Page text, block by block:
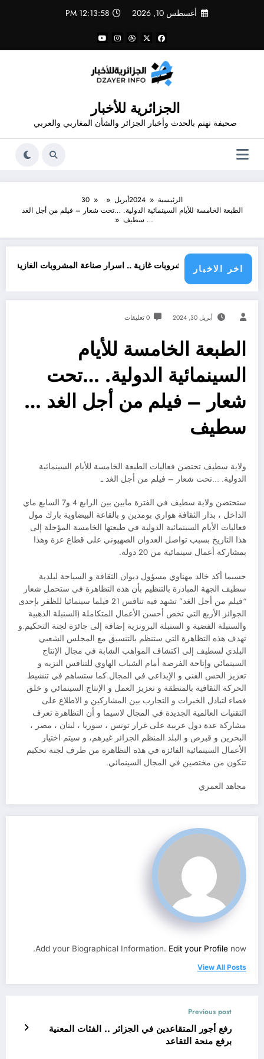
أغسطس 10, 2026 12:13:59 PM
الجزائرية للأخبار
صحيفة تهتم بالحدث وأخبار الجزائر والشأن المغاربي والعربي
الرئيسية 2024أبريل
30
الطبعة الخامسة للأيام السينمائية الدولية. …تحت شعار – فيلم من أجل الغد
… سطيف
اخر الاخبار
تحذير من مشروبات غازية .. اسرار صناعة المشروبات الغازية
أبريل 30, 2024 0 تعليقات
الطبعة الخامسة للأيام
السينمائية الدولية. …تحت
شعار – فيلم من أجل الغد …
سطيف
ولاية سطيف تحتضن فعاليات الطبعة الخامسة للأيام السينمائية
الدولية. …تحت شعار – فيلم من أجل الغد ـ
ستحتضن ولاية سطيف في الفترة مابين بين الرابع 4 و7 السابع ماي
الداخل ، بدار الثقافة هواري بومدين و بالقاعة البيضاوية بارك مول
فعاليات الأيام السينمائية الدولية في طبعتها الخامسة المؤجلة إلى
هذا التاريخ بسبب تواصل العدوان الصهيوني على قطاع عزة وهذا
بمشاركة أعمال سينمائية من 20 دولة.
حسبما أكد خالد مهناوي مسؤول ديوان الثقافة و السياحة لبلدية
سطيف الجهة المبادرة بالتنظيم بأن هذه التظاهرة في ستحمل شعار
“فيلم من أجل الغد” تشهد فيه تنافس 21 فيلما سينمائيا للظفر بإحدى
الجوائز الأربع التي تخص أحسن الأعمال المتكاملة (السنبلة الذهبية
والسنبلة الفضية و السنبلة البرونزية إضافة إلى جائزة لجنة التحكيم.و
تهدف هذه التظاهرة التي ستنظم بالتنسيق مع المجلس الشعبي
البلدي لسطيف إلى اكتشاف المواهب الشابة في مجال الإنتاج
السينمائي وإتاحة الفرصة أمام الشباب الهاوي للتنافس النزيه و
تعزيز الحس الفني و الإبداعي في المجال.كما ستساهم في تنشيط
الحركة الثقافية بالمنطقة و تعزيز العمل و الإنتاج السينمائي و خلق
فضاء لتبادل الخبرات و التجارب بين المشاركين و الاطلاع على
التقنيات العالمية الجديدة في المجال لاسيما و أن التظاهرة تعرف
مشاركة عدة دول عربية على غرار تونس ، سوريا ، لبنان ، مصر ،
البحرين و قبرص و البلد المنظم الجزائر غيرهم، و سيتم اختيار
الأعمال السينمائية الفائزة في هذه التظاهرة من طرف لجنة تحكيم
تتكون من مختصين في المجال السينمائي.
مجاهد العمري
Add your Biographical Information. Edit your Profile now.
View All Posts
Previous post
رفع أجور المتقاعدين في الجزائر .. الفئات المعنية
برفع منحة التقاعد